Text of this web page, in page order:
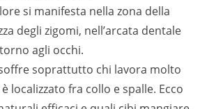
si manifesta nella zona della
degli zigomi, nell’arcata dentale
agli occhi.
soprattutto chi lavora molto
localizzato fra collo e spalle. Ecco